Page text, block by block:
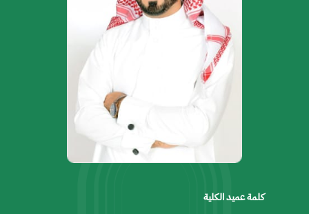
كلمة عميد الكلية